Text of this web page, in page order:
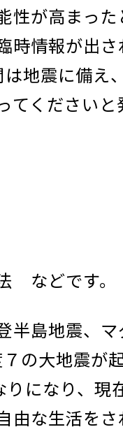
性が高まっ
時情報が出
地震に備え
てください
などです。
半島地震、マ
の大地震が
になり、現
由な生活を